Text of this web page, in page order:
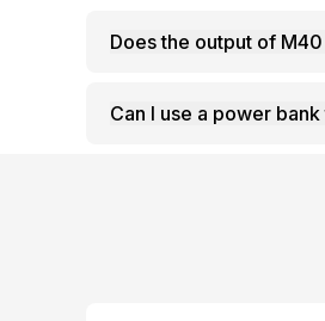
Does the output of
Can I use a power